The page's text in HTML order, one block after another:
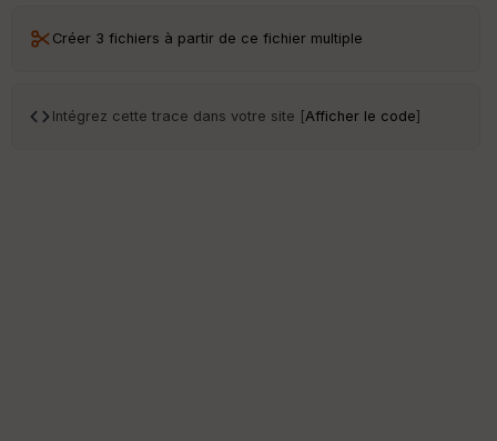
Créer 3 fichiers à partir de ce fichier multiple
Intégrez cette trace dans votre site [Afficher le code]